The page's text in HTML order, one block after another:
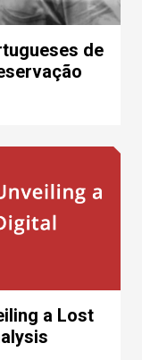
de
a Lost